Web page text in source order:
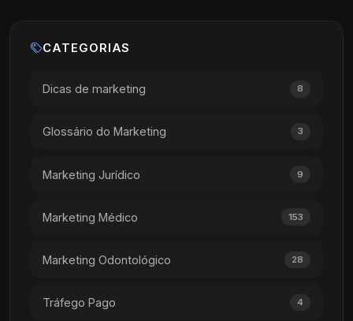
CATEGORIAS
Dicas de marketing 8
Glossário do Marketing 3
Marketing Jurídico 9
Marketing Médico 153
Marketing Odontológico 28
Tráfego Pago 4